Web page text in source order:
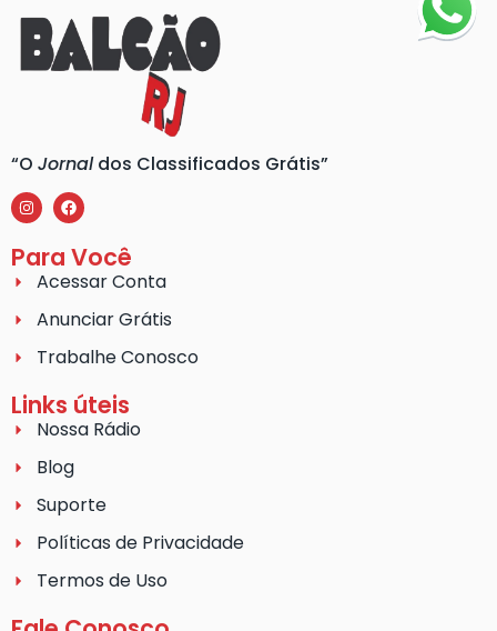
“O Jornaldos Classificados Grátis”
Para Você
Acessar Conta
Anunciar Grátis
Trabalhe Conosco
Links úteis
Nossa Rádio
Blog
Suporte
Políticas de Privacidade
Termos de Uso